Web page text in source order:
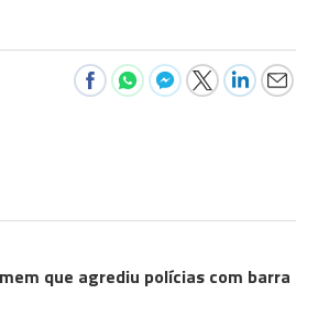
que agrediu polícias com barra